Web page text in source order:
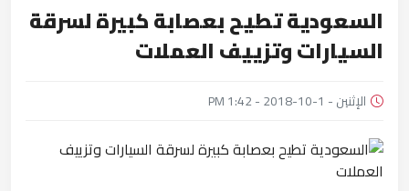
السعودية تطيح بعصابة كبيرة لسرقة
السيارات وتزييف العملات
الإثنين - 1-10-2018 - 1:42 PM